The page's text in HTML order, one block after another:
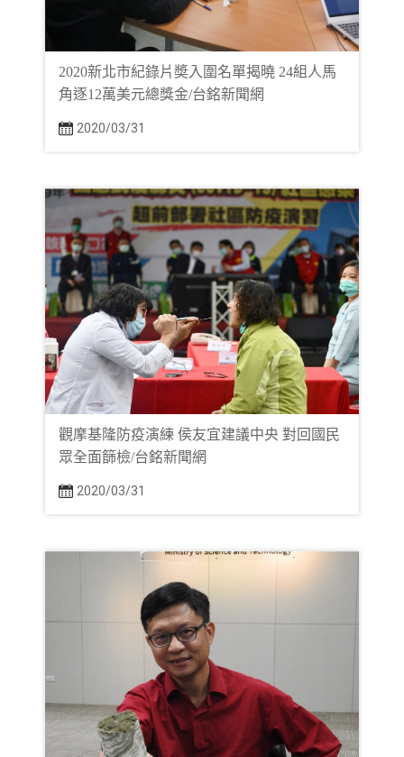
2020新北市紀錄片奬入圍名單揭曉 24組人馬
角逐12萬美元總獎金/台銘新聞網
2020/03/31
觀摩基隆防疫演練 侯友宜建議中央 對回國民
眾全面篩檢/台銘新聞網
2020/03/31